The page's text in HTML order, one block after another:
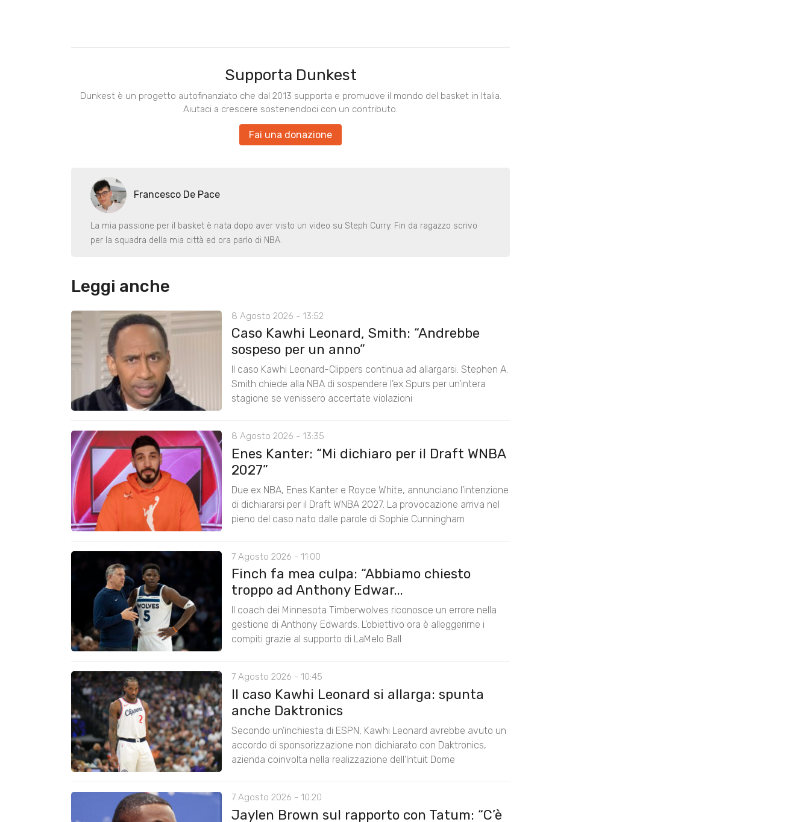
Supporta Dunkest
Dunkest è un progetto autofinanziato che dal 2013 supporta e promuove il mondo del basket in Italia.
Aiutaci a crescere sostenendoci con un contributo.
Fai una donazione
Francesco De Pace
La mia passione per il basket è nata dopo aver visto un video su Steph Curry. Fin da ragazzo scrivo
per la squadra della mia città ed ora parlo di NBA.
Leggi anche
8 Agosto 2026 - 13:52
Caso Kawhi Leonard, Smith: “Andrebbe
sospeso per un anno”
Il caso Kawhi Leonard-Clippers continua ad allargarsi. Stephen A.
Smith chiede alla NBA di sospendere l’ex Spurs per un’intera
stagione se venissero accertate violazioni
8 Agosto 2026 - 13:35
Enes Kanter: “Mi dichiaro per il Draft WNBA
2027”
Due ex NBA, Enes Kanter e Royce White, annunciano l’intenzione
di dichiararsi per il Draft WNBA 2027. La provocazione arriva nel
pieno del caso nato dalle parole di Sophie Cunningham
7 Agosto 2026 - 11:00
Finch fa mea culpa: “Abbiamo chiesto
troppo ad Anthony Edwar...
Il coach dei Minnesota Timberwolves riconosce un errore nella
gestione di Anthony Edwards. L’obiettivo ora è alleggerirne i
compiti grazie al supporto di LaMelo Ball
7 Agosto 2026 - 10:45
Il caso Kawhi Leonard si allarga: spunta
anche Daktronics
Secondo un’inchiesta di ESPN, Kawhi Leonard avrebbe avuto un
accordo di sponsorizzazione non dichiarato con Daktronics,
azienda coinvolta nella realizzazione dell’Intuit Dome
7 Agosto 2026 - 10:20
Jaylen Brown sul rapporto con Tatum: “C’è